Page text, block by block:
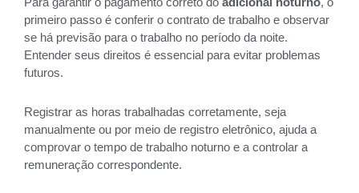
primeiro passo é conferir o contrato de trabalho e observar
se há previsão para o trabalho no período da noite.
Entender seus direitos é essencial para evitar problemas
futuros.
Registrar as horas trabalhadas corretamente, seja
manualmente ou por meio de registro eletrônico, ajuda a
comprovar o tempo de trabalho noturno e a controlar a
remuneração correspondente.